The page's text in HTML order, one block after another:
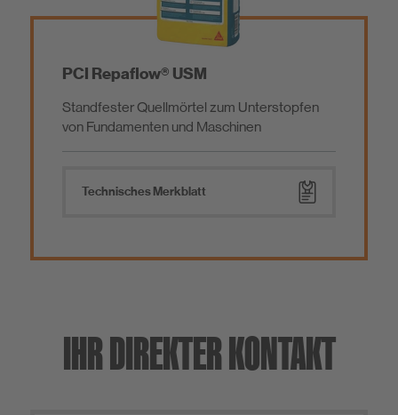
PCI Repaflow® USM
Standfester Quellmörtel zum Unterstopfen
von Fundamenten und Maschinen
Technisches Merkblatt
IHR DIREKTER KONTAKT